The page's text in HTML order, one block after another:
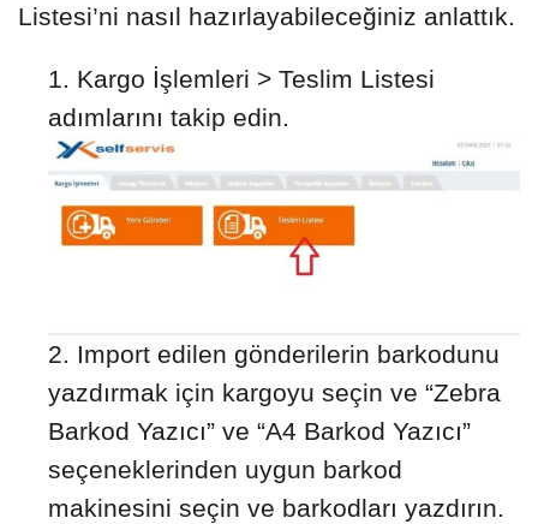
Listesi’ni nasıl hazırlayabileceğiniz anlattık.
Kargo İşlemleri > Teslim Listesi
adımlarını takip edin.
Import edilen gönderilerin barkodunu
yazdırmak için kargoyu seçin ve “Zebra
Barkod Yazıcı” ve “A4 Barkod Yazıcı”
seçeneklerinden uygun barkod
makinesini seçin ve barkodları yazdırın.